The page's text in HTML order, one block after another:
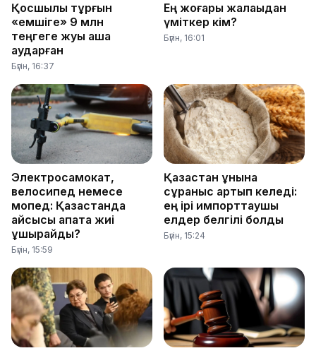
Қосшылық тұрғын
«емшіге» 9 млн
теңгеге жуық ақша
аударған
Бүгін, 16:37
Ең жоғары жалақыдан
үміткер кім?
Бүгін, 16:01
Электросамокат,
велосипед немесе
мопед: Қазақстанда
қайсысы апатқа жиі
ұшырайды?
Бүгін, 15:59
Қазақстан ұнына
сұраныс артып келеді:
ең ірі импорттаушы
елдер белгілі болды
Бүгін, 15:24